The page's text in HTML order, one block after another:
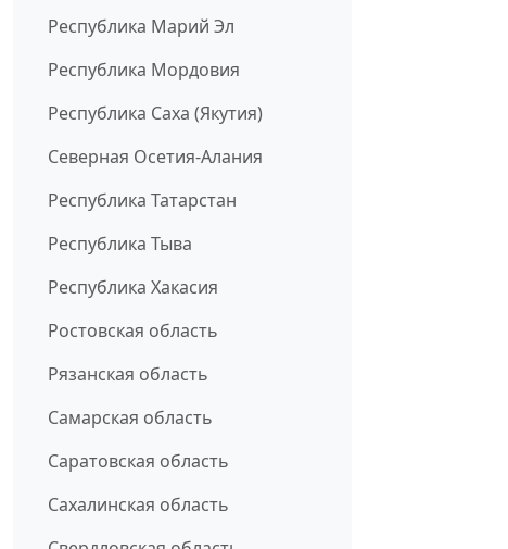
Республика Марий Эл
Республика Мордовия
Республика Саха (Якутия)
Северная Осетия-Алания
Республика Татарстан
Республика Тыва
Республика Хакасия
Ростовская область
Рязанская область
Самарская область
Саратовская область
Сахалинская область